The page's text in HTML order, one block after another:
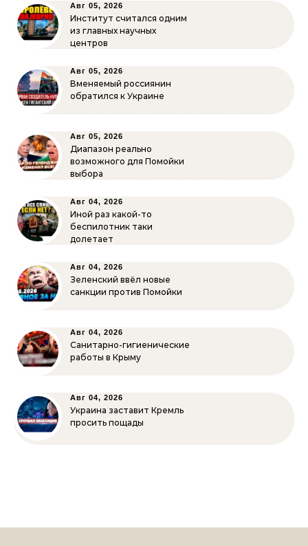
Авг 05, 2026
Институт считался одним
из главных научных
центров
Авг 05, 2026
Вменяемый россиянин
обратился к Украине
Авг 05, 2026
Диапазон реально
возможного для Помойки
выбора
Авг 04, 2026
Иной раз какой-то
беспилотник таки
долетает
Авг 04, 2026
Зеленский ввёл новые
санкции против Помойки
Авг 04, 2026
Санитарно-гигиенические
работы в Крыму
Авг 04, 2026
Украина заставит Кремль
просить пощады